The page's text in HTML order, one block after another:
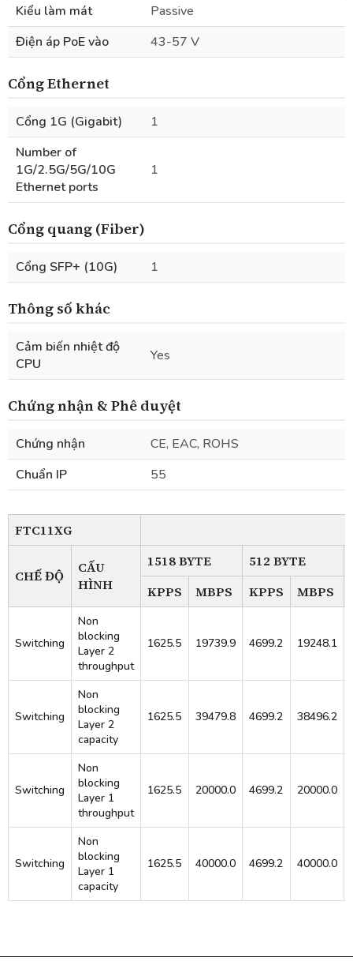
Kiểu làm mát
Passive
Điện áp PoE vào
43-57 V
Cổng Ethernet
Cổng 1G (Gigabit)
1
Number of
1G/2.5G/5G/10G
Ethernet ports
1
Cổng quang (Fiber)
Cổng SFP+ (10G) 1
Thông số khác
Cảm biến nhiệt độ
CPU
Yes
Chứng nhận & Phê duyệt
Chứng nhận
CE, EAC, ROHS
Chuẩn IP
55
FTC11XG
CHẾ ĐỘ
CẤU
HÌNH
1518 BYTE 512 BYTE
KPPS
MBPS KPPS MBPS
Switching
Non
blocking
Layer 2
throughput
1625.5 19739.9 4699.2 19248.1
Switching
Non
blocking
Layer 2
capacity
1625.5 39479.8 4699.2 38496.2
Switching
Non
blocking
Layer 1
throughput
1625.5 20000.0 4699.2 20000.0
Switching
Non
blocking
Layer 1
capacity
1625.5 40000.0 4699.2 40000.0